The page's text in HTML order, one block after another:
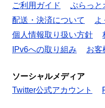
ご利用ガイド
ぷらっと
配送・決済について
よ
個人情報取り扱い方針
IPv6への取り組み
お客
ソーシャルメディア
Twitter公式アカウント